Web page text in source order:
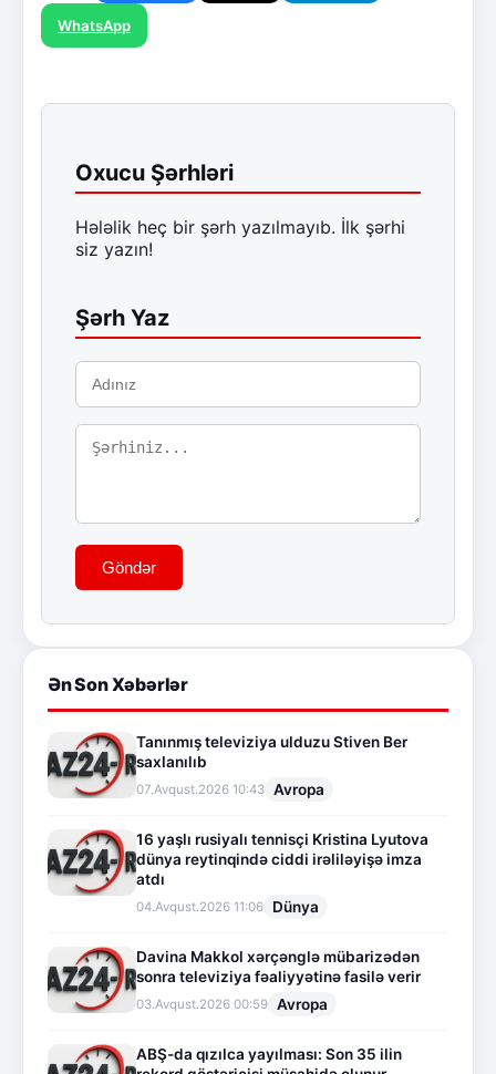
WhatsApp
Oxucu Şərhləri
Hələlik heç bir şərh yazılmayıb. İlk şərhi
siz yazın!
Şərh Yaz
Göndər
Ən Son Xəbərlər
Tanınmış televiziya ulduzu Stiven Ber
saxlanılıb
07.Avqust.2026 10:43 Avropa
16 yaşlı rusiyalı tennisçi Kristina Lyutova
dünya reytinqində ciddi irəliləyişə imza
atdı
04.Avqust.2026 11:06 Dünya
Davina Makkol xərçənglə mübarizədən
sonra televiziya fəaliyyətinə fasilə verir
03.Avqust.2026 00:59 Avropa
ABŞ-da qızılca yayılması: Son 35 ilin